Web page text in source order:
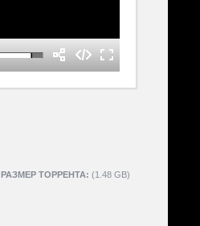
РАЗМЕР ТОРРЕНТА: (1.48 GB)